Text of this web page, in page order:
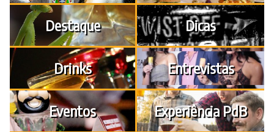
Destaque
Dicas
Drinks Entrevistas
Eventos Experiência PdB